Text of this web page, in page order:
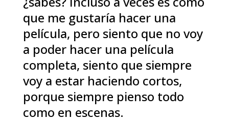
que me gustaría hacer una
película, pero siento que no voy
a poder hacer una película
completa, siento que siempre
voy a estar haciendo cortos,
porque siempre pienso todo
como en escenas.